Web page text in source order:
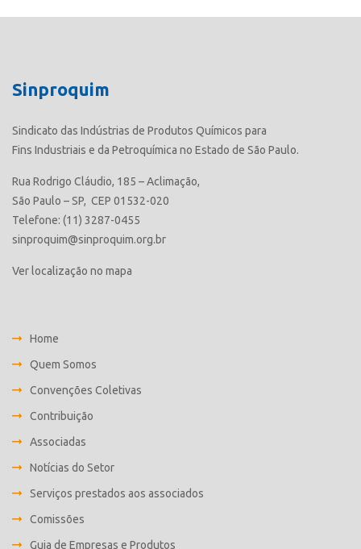
Sinproquim
Sindicato das Indústrias de Produtos Químicos para
Fins Industriais e da Petroquímica no Estado de São Paulo.
Rua Rodrigo Cláudio, 185 – Aclimação,
São Paulo – SP, CEP 01532-020
Telefone: (11) 3287-0455
sinproquim@sinproquim.org.br
Ver localização no mapa
Home
Quem Somos
Convenções Coletivas
Contribuição
Associadas
Notícias do Setor
Serviços prestados aos associados
Comissões
Guia de Empresas e Produtos